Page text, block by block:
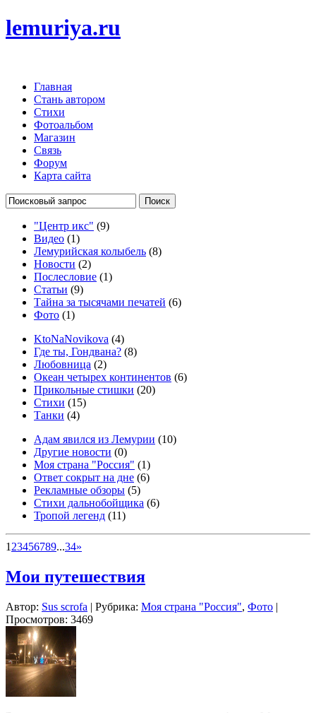
lemuriya.ru
Главная
Стань автором
Стихи
Фотоальбом
Магазин
Связь
Форум
Карта сайта
"Центр икс" (9)
Видео (1)
Лемурийская колыбель (8)
Новости (2)
Послесловие (1)
Статьи (9)
Тайна за тысячами печатей (6)
Фото (1)
KtoNaNovikova (4)
Где ты, Гондвана? (8)
Любовница (2)
Океан четырех континентов (6)
Прикольные стишки (20)
Стихи (15)
Танки (4)
Адам явился из Лемурии (10)
Другие новости (0)
Моя страна "Россия" (1)
Ответ сокрыт на дне (6)
Рекламные обзоры (5)
Стихи дальнобойщика (6)
Тропой легенд (11)
1 23456789...34»
Мои путешествия
Автор: Sus scrofa | Рубрика: Моя страна "Россия", Фото |
Просмотров: 3469